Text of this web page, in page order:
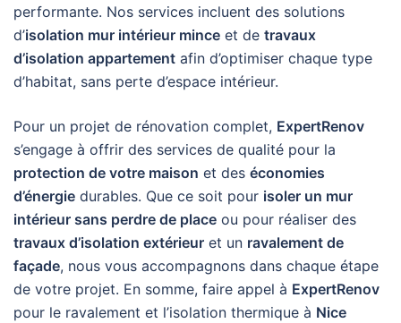
performante. Nos services incluent des solutions
d’isolation mur intérieur mince et de travaux
d’isolation appartement afin d’optimiser chaque type
d’habitat, sans perte d’espace intérieur.
Pour un projet de rénovation complet, ExpertRenov
s’engage à offrir des services de qualité pour la
protection de votre maison et des économies
d’énergie durables. Que ce soit pour isoler un mur
intérieur sans perdre de place ou pour réaliser des
travaux d’isolation extérieur et un ravalement de
façade, nous vous accompagnons dans chaque étape
de votre projet. En somme, faire appel à ExpertRenov
pour le ravalement et l’isolation thermique à Nice